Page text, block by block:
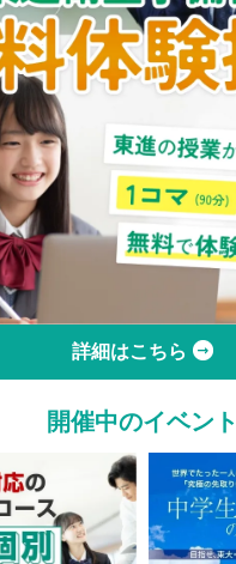
詳細はこちら
開催中のイベント